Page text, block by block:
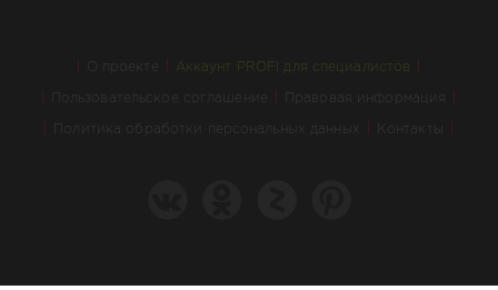
О проекте Аккаунт PROFI для специалистов
Пользовательское соглашение Правовая информация
Политика обработки персональных данных Контакты